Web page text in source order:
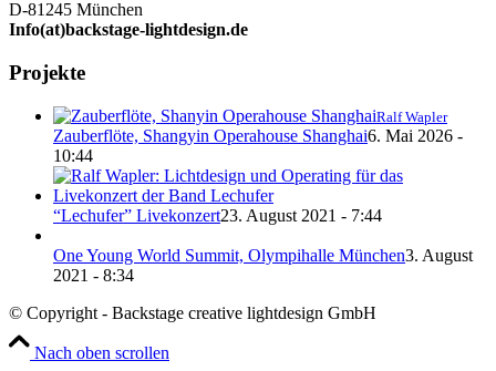
D-81245 München
Info(at)backstage-lightdesign.de
Projekte
Ralf Wapler
Zauberflöte, Shangyin Operahouse Shanghai6. Mai 2026 -
10:44
“Lechufer” Livekonzert23. August 2021 - 7:44
One Young World Summit, Olympihalle München3. August
2021 - 8:34
© Copyright - Backstage creative lightdesign GmbH
Nach oben scrollen